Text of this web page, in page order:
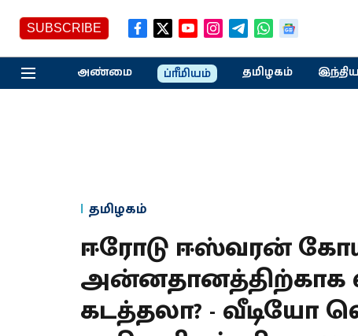
SUBSCRIBE
அண்மை ப்ரீமியம் தமிழகம்
தமிழகம்
ஈரோடு ஈஸ்வரன்
அன்னதானத்திற்காக
கடத்தலா? - வீடியோ